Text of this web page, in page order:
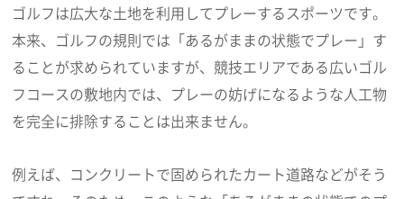
ゴルフは広大な土地を利用してプレーするスポーツです。
本来、ゴルフの規則では「あるがままの状態でプレー」す
ることが求められていますが、競技エリアである広いゴル
フコースの敷地内では、プレーの妨げになるような人工物
を完全に排除することは出来ません。
例えば、コンクリートで固められたカート道路などがそう